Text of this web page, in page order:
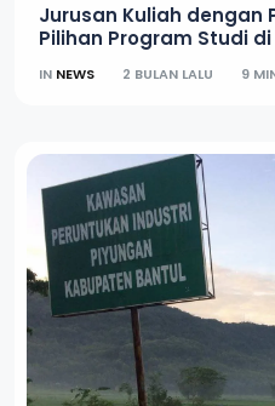
Jurusan Kuliah dengan
Pilihan Program Studi di
IN NEWS 2 BULAN LALU 9